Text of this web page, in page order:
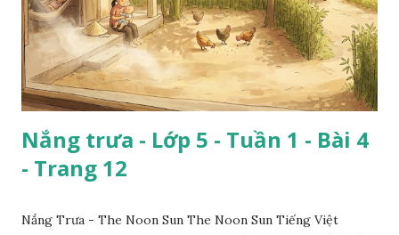
Nắng trưa - Lớp 5 - Tuần 1 - Bài 4
- Trang 12
Nắng Trưa - The Noon Sun The Noon Sun Tiếng Việt